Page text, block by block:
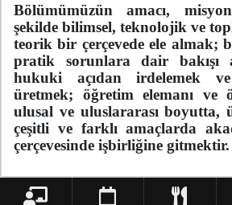
Bölümümüzün amacı,
şekilde bilimsel, teknolojik ve
teorik bir çerçevede ele almak;
pratik sorunlara dair bakışı
hukuki açıdan irdelemek
üretmek; öğretim elemanı ve
ulusal ve uluslararası boyutta,
çeşitli ve farklı amaçlarda
çerçevesinde işbirliğine gitmektir.